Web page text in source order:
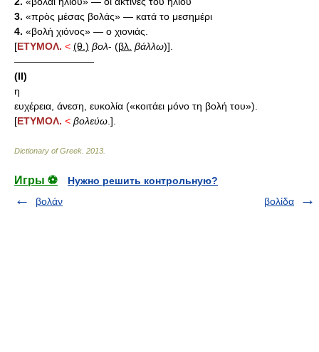
3. «πρὸς μέσας βολάς» — κατά το μεσημέρι
4. «βολὴ χιόνος» — ο χιονιάς.
[ΕΤΥΜΟΛ. < (θ.) βολ- (βλ. βάλλω)].
————————
(II)
η
ευχέρεια, άνεση, ευκολία («κοιτάει μόνο τη βολή του»).
[ΕΤΥΜΟΛ. < βολεύω .].
Dictionary of Greek 2013
Игры ⚽
Нужно решить контрольную?
βολάν
βολίδα